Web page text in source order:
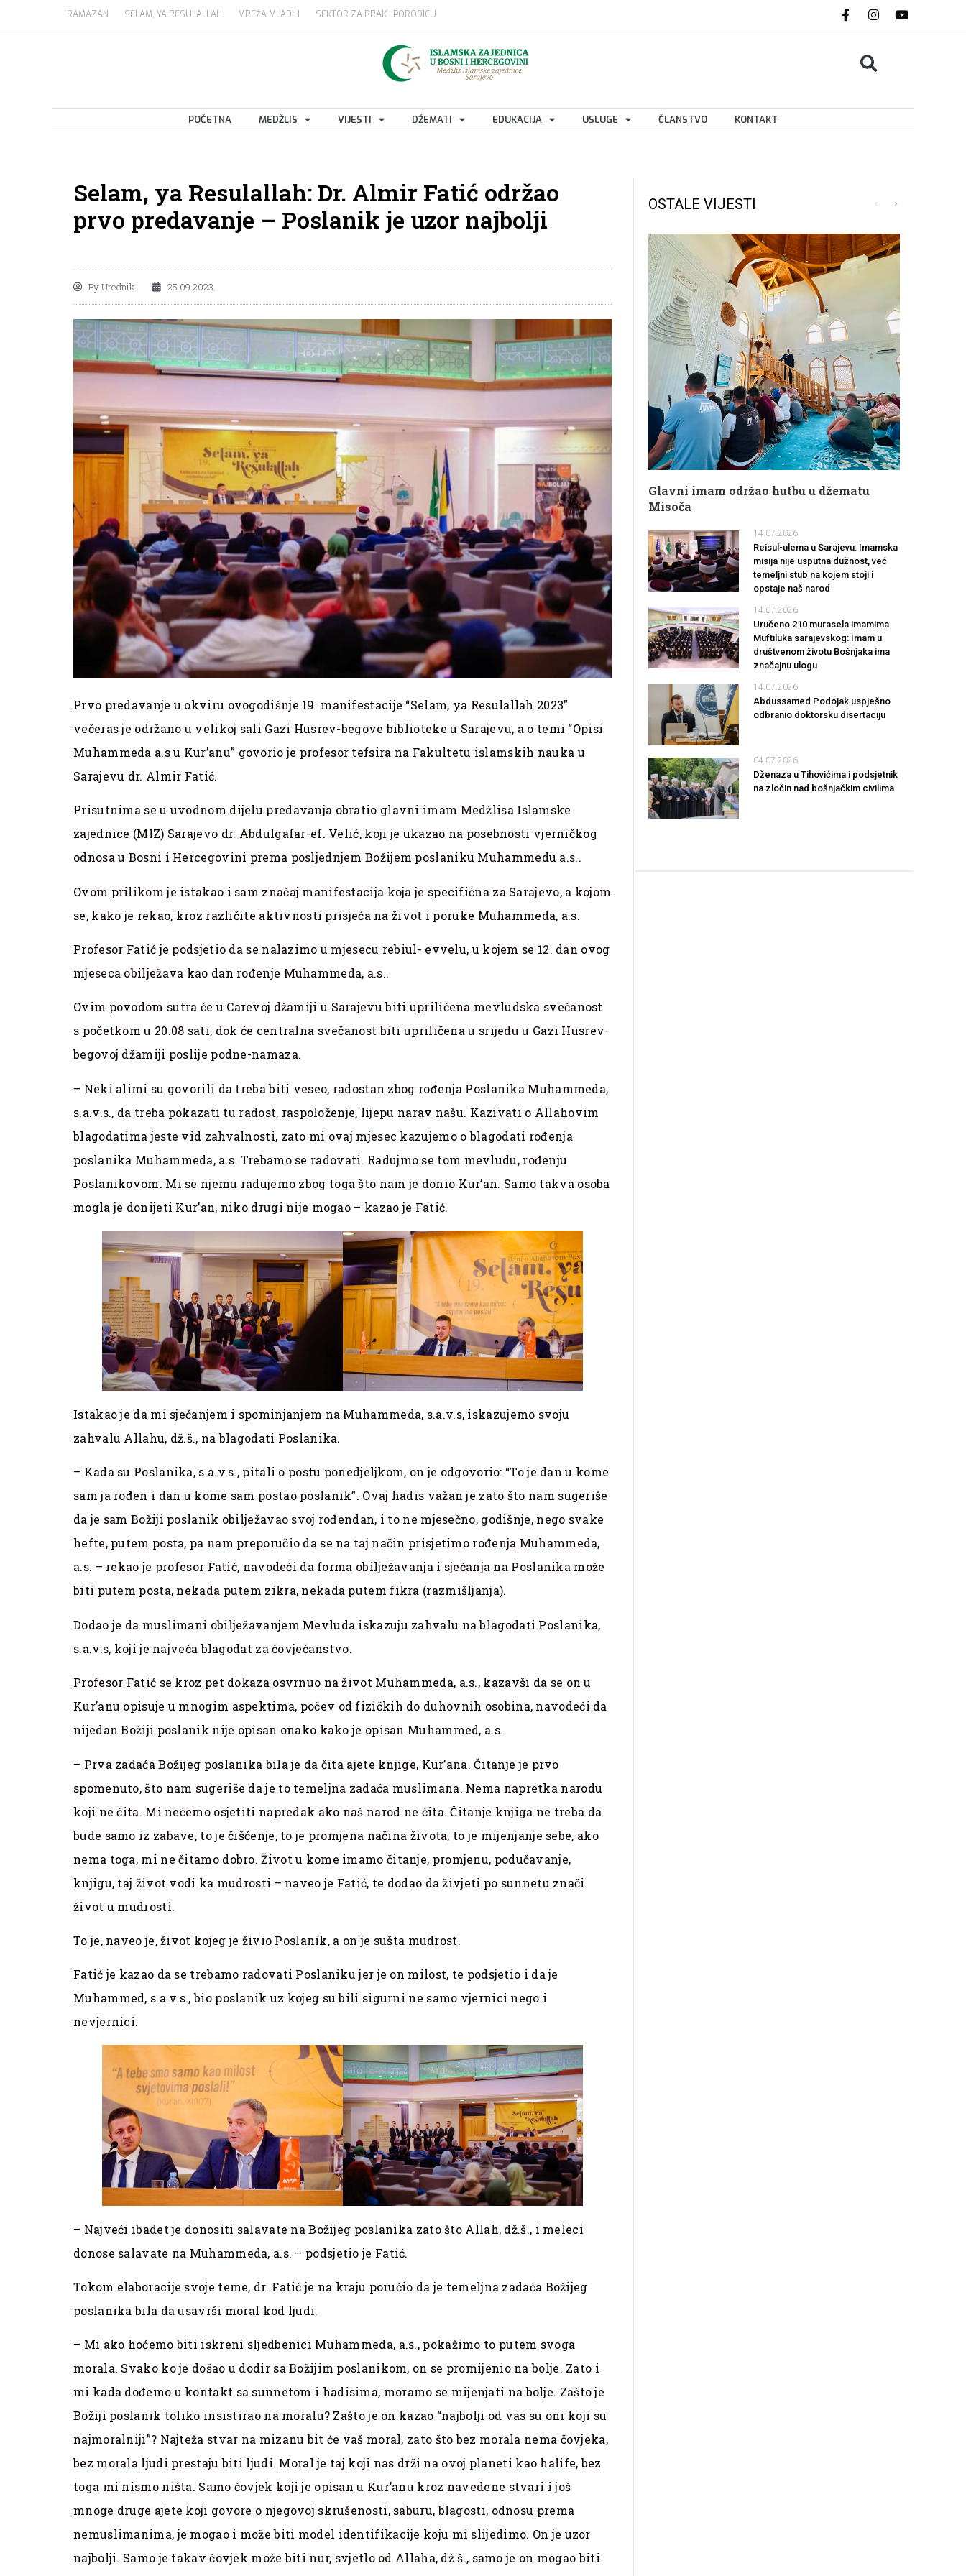
RAMAZAN SELAM, YA RESULALLAH MREŽA MLADIH SEKTOR ZA BRAK I PORODICU
POČETNA MEDŽLIS VIJESTI DŽEMATI EDUKACIJA USLUGE ČLANSTVO KONTAKT
Selam, ya Resulallah: Dr. Almir Fatić održao
prvo predavanje – Poslanik je uzor najbolji
ByUrednik 25.09.2023.
Prvo predavanje u okviru ovogodišnje 19. manifestacije “Selam, ya Resulallah 2023”
večeras je održano u velikoj sali Gazi Husrev-begove biblioteke u Sarajevu, a o temi “Opisi
Muhammeda a.s u Kur’anu” govorio je profesor tefsira na Fakultetu islamskih nauka u
Sarajevu dr. Almir Fatić.
Prisutnima se u uvodnom dijelu predavanja obratio glavni imam Medžlisa Islamske
zajednice (MIZ) Sarajevo dr. Abdulgafar-ef. Velić, koji je ukazao na posebnosti vjerničkog
odnosa u Bosni i Hercegovini prema posljednjem Božijem poslaniku Muhammedu a.s..
Ovom prilikom je istakao i sam značaj manifestacija koja je specifična za Sarajevo, a kojom
se, kako je rekao, kroz različite aktivnosti prisjeća na život i poruke Muhammeda, a.s.
Profesor Fatić je podsjetio da se nalazimo u mjesecu rebiul- evvelu, u kojem se 12. dan ovog
mjeseca obilježava kao dan rođenje Muhammeda, a.s..
Ovim povodom sutra će u Carevoj džamiji u Sarajevu biti upriličena mevludska svečanost
s početkom u 20.08 sati, dok će centralna svečanost biti upriličena u srijedu u Gazi Husrev-
begovoj džamiji poslije podne-namaza.
– Neki alimi su govorili da treba biti veseo, radostan zbog rođenja Poslanika Muhammeda,
s.a.v.s., da treba pokazati tu radost, raspoloženje, lijepu narav našu. Kazivati o Allahovim
blagodatima jeste vid zahvalnosti, zato mi ovaj mjesec kazujemo o blagodati rođenja
poslanika Muhammeda, a.s. Trebamo se radovati. Radujmo se tom mevludu, rođenju
Poslanikovom. Mi se njemu radujemo zbog toga što nam je donio Kur’an. Samo takva osoba
mogla je donijeti Kur’an, niko drugi nije mogao – kazao je Fatić.
Istakao je da mi sjećanjem i spominjanjem na Muhammeda, s.a.v.s, iskazujemo svoju
zahvalu Allahu, dž.š., na blagodati Poslanika.
– Kada su Poslanika, s.a.v.s., pitali o postu ponedjeljkom, on je odgovorio: “To je dan u kome
sam ja rođen i dan u kome sam postao poslanik”. Ovaj hadis važan je zato što nam sugeriše
da je sam Božiji poslanik obilježavao svoj rođendan, i to ne mjesečno, godišnje, nego svake
hefte, putem posta, pa nam preporučio da se na taj način prisjetimo rođenja Muhammeda,
a.s. – rekao je profesor Fatić, navodeći da forma obilježavanja i sjećanja na Poslanika može
biti putem posta, nekada putem zikra, nekada putem fikra (razmišljanja).
Dodao je da muslimani obilježavanjem Mevluda iskazuju zahvalu na blagodati Poslanika,
s.a.v.s, koji je najveća blagodat za čovječanstvo.
Profesor Fatić se kroz pet dokaza osvrnuo na život Muhammeda, a.s., kazavši da se on u
Kur’anu opisuje u mnogim aspektima, počev od fizičkih do duhovnih osobina, navodeći da
nijedan Božiji poslanik nije opisan onako kako je opisan Muhammed, a.s.
– Prva zadaća Božijeg poslanika bila je da čita ajete knjige, Kur’ana. Čitanje je prvo
spomenuto, što nam sugeriše da je to temeljna zadaća muslimana. Nema napretka narodu
koji ne čita. Mi nećemo osjetiti napredak ako naš narod ne čita. Čitanje knjiga ne treba da
bude samo iz zabave, to je čišćenje, to je promjena načina života, to je mijenjanje sebe, ako
nema toga, mi ne čitamo dobro. Život u kome imamo čitanje, promjenu, podučavanje,
knjigu, taj život vodi ka mudrosti – naveo je Fatić, te dodao da živjeti po sunnetu znači
život u mudrosti.
To je, naveo je, život kojeg je živio Poslanik, a on je sušta mudrost.
Fatić je kazao da se trebamo radovati Poslaniku jer je on milost, te podsjetio i da je
Muhammed, s.a.v.s., bio poslanik uz kojeg su bili sigurni ne samo vjernici nego i
nevjernici.
– Najveći ibadet je donositi salavate na Božijeg poslanika zato što Allah, dž.š., i meleci
donose salavate na Muhammeda, a.s. – podsjetio je Fatić.
Tokom elaboracije svoje teme, dr. Fatić je na kraju poručio da je temeljna zadaća Božijeg
poslanika bila da usavrši moral kod ljudi.
– Mi ako hoćemo biti iskreni sljedbenici Muhammeda, a.s., pokažimo to putem svoga
morala. Svako ko je došao u dodir sa Božijim poslanikom, on se promijenio na bolje. Zato i
mi kada dođemo u kontakt sa sunnetom i hadisima, moramo se mijenjati na bolje. Zašto je
Božiji poslanik toliko insistirao na moralu? Zašto je on kazao “najbolji od vas su oni koji su
najmoralniji”? Najteža stvar na mizanu bit će vaš moral, zato što bez morala nema čovjeka,
bez morala ljudi prestaju biti ljudi. Moral je taj koji nas drži na ovoj planeti kao halife, bez
toga mi nismo ništa. Samo čovjek koji je opisan u Kur’anu kroz navedene stvari i još
mnoge druge ajete koji govore o njegovoj skrušenosti, saburu, blagosti, odnosu prema
nemuslimanima, je mogao i može biti model identifikacije koju mi slijedimo. On je uzor
najbolji. Samo je takav čovjek može biti nur, svjetlo od Allaha, dž.š., samo je on mogao biti
OSTALE VIJESTI
Glavni imam održao hutbu u džematu
Misoča
14.07.2026
Reisul-ulema u Sarajevu: Imamska
misija nije usputna dužnost, već
temeljni stub na kojem stoji i
opstaje naš narod
14.07.2026
Uručeno 210 murasela imamima
Muftiluka sarajevskog: Imam u
društvenom životu Bošnjaka ima
značajnu ulogu
14.07.2026
Abdussamed Podojak uspješno
odbranio doktorsku disertaciju
04.07.2026
Dženaza u Tihovićima i podsjetnik
na zločin nad bošnjačkim civilima